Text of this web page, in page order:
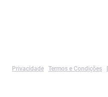
Privacidade Termos e Condições